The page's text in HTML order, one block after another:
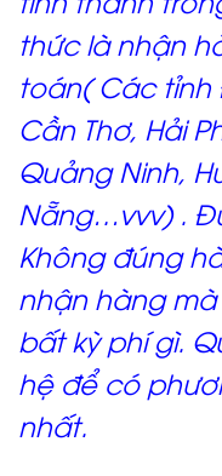
thức là nhận
toán( Các tỉnh
Cần Thơ, Hải
Quảng Ninh,
Nẵng…vvv) .
Không đúng
nhận hàng
bất kỳ phí gì.
hệ để có
nhất.